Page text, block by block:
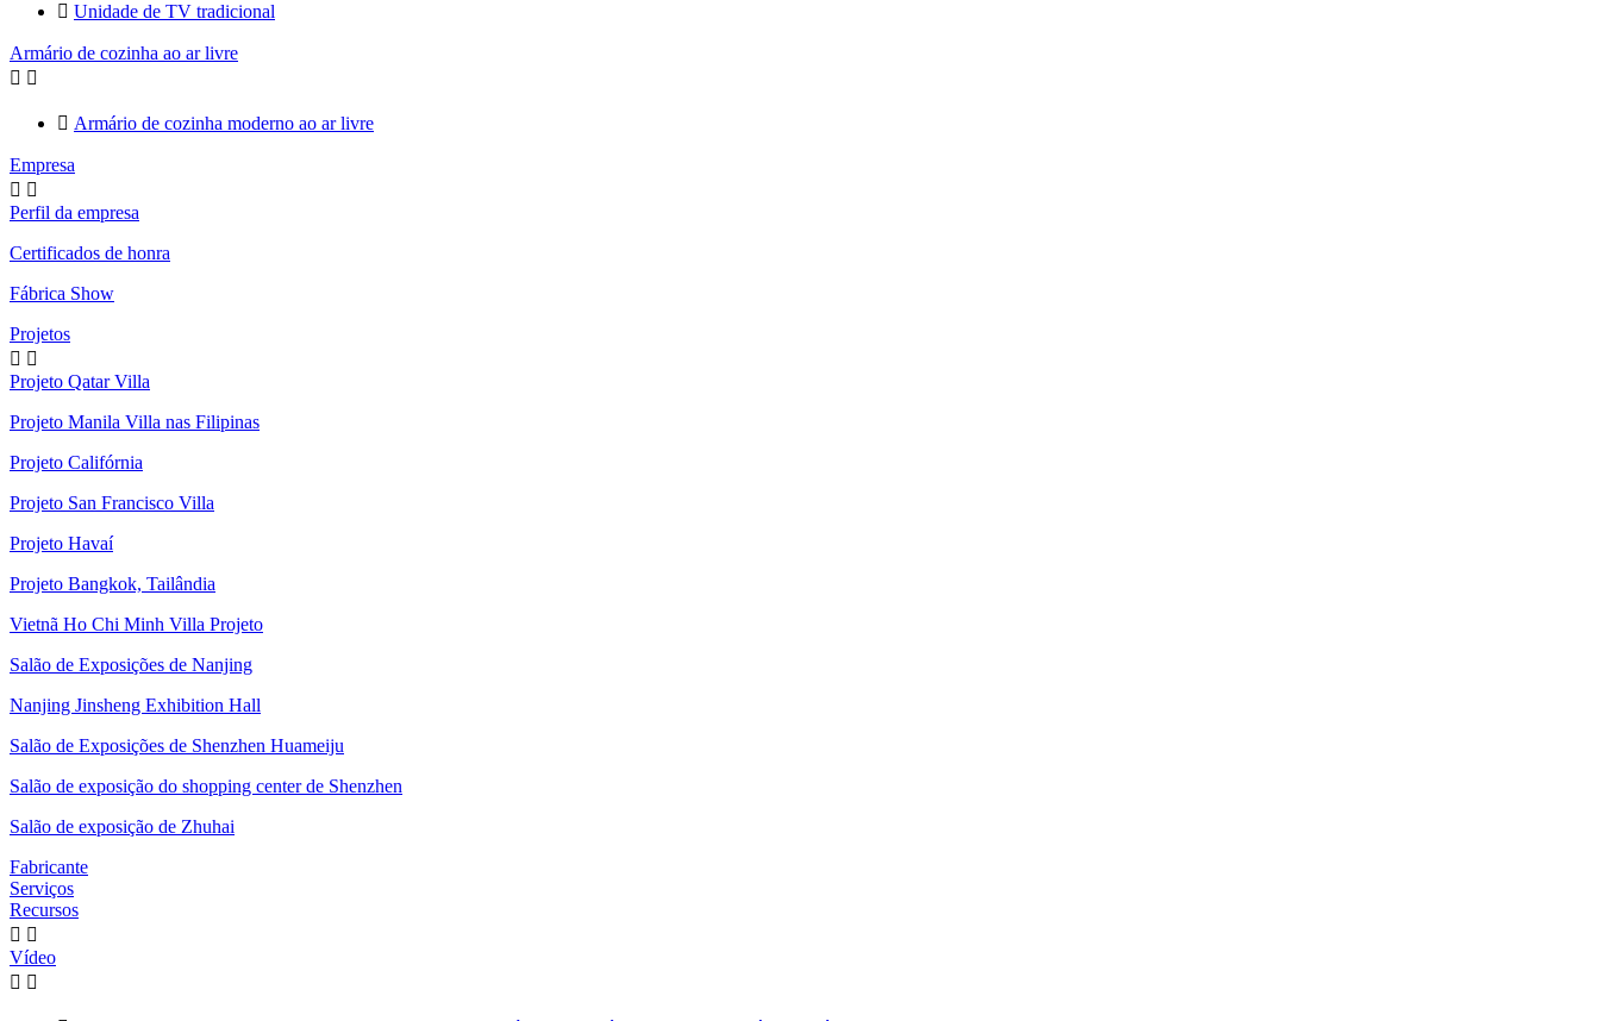
 Unidade de TV tradicional
Armário de cozinha ao ar livre
 
 Armário de cozinha moderno ao ar livre
Empresa
 
Perfil da empresa
Certificados de honra
Fábrica Show
Projetos
 
Projeto Qatar Villa
Projeto Manila Villa nas Filipinas
Projeto Califórnia
Projeto San Francisco Villa
Projeto Havaí
Projeto Bangkok, Tailândia
Vietnã Ho Chi Minh Villa Projeto
Salão de Exposições de Nanjing
Nanjing Jinsheng Exhibition Hall
Salão de Exposições de Shenzhen Huameiju
Salão de exposição do shopping center de Shenzhen
Salão de exposição de Zhuhai
Fabricante
Serviços
Recursos
 
Vídeo
 